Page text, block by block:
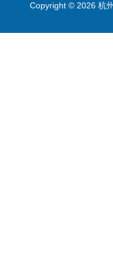
Copyright © 2026 杭